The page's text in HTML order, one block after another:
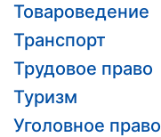
Товароведение
Транспорт
Трудовое право
Туризм
Уголовное право